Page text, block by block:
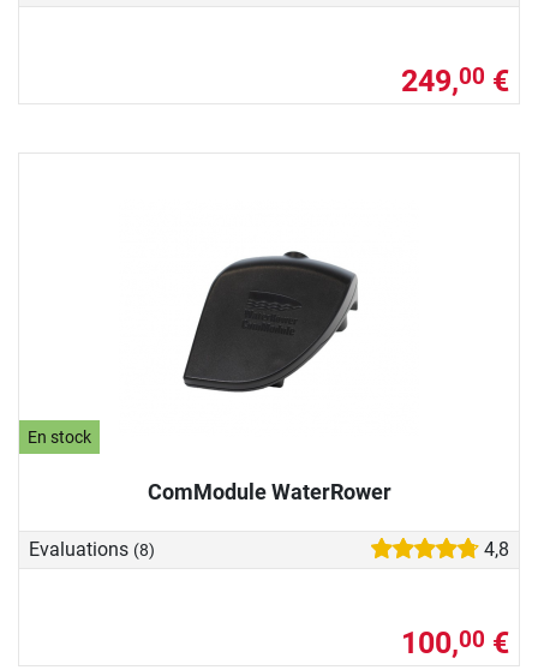
249,00 €
En stock
ComModule WaterRower
Evaluations (8) 4,8
100,00 €